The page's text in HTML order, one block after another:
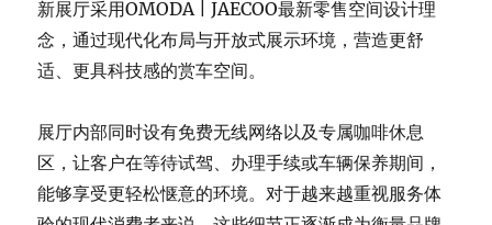
新展厅采用OMODA | JAECOO最新零售空间设计理
念，通过现代化布局与开放式展示环境，营造更舒
适、更具科技感的赏车空间。
展厅内部同时设有免费无线网络以及专属咖啡休息
区，让客户在等待试驾、办理手续或车辆保养期间，
能够享受更轻松惬意的环境。对于越来越重视服务体